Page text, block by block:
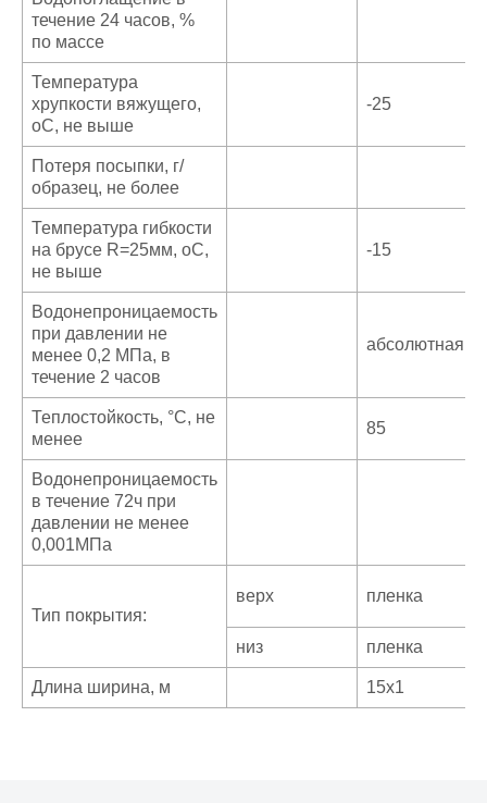
течение 24 часов, %
по массе
Температура
хрупкости вяжущего,
оС, не выше
-25
Потеря посыпки, г/
образец, не более
Температура гибкости
на брусе R=25мм, оС,
не выше
-15
Водонепроницаемость
при давлении не
менее 0,2 МПа, в
течение 2 часов
абсолютная
Теплостойкость, °С, не
менее
85
Водонепроницаемость
в течение 72ч при
давлении не менее
0,001МПа
Тип покрытия:
верх пленка
низ пленка
Длина ширина, м 15х1